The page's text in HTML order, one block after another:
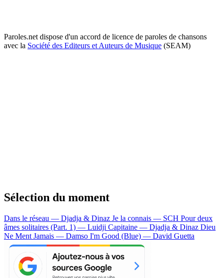
Paroles.net dispose d'un accord de licence de paroles de chansons
avec la Société des Editeurs et Auteurs de Musique (SEAM)
Sélection du moment
Dans le réseau — Djadja & Dinaz Je la connais — SCH Pour deux
âmes solitaires (Part. 1) — Luidji Capitaine — Djadja & Dinaz Dieu
Ne Ment Jamais — Damso I'm Good (Blue) — David Guetta